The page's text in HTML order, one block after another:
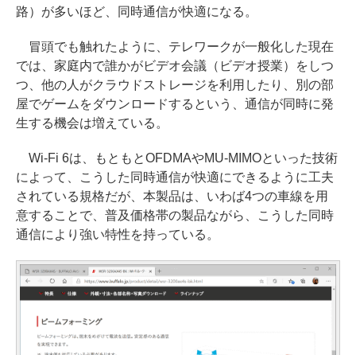
路）が多いほど、同時通信が快適になる。
冒頭でも触れたように、テレワークが一般化した現在
では、家庭内で誰かがビデオ会議（ビデオ授業）をしつ
つ、他の人がクラウドストレージを利用したり、別の部
屋でゲームをダウンロードするという、通信が同時に発
生する機会は増えている。
Wi-Fi 6は、もともとOFDMAやMU-MIMOといった技術
によって、こうした同時通信が快適にできるように工夫
されている規格だが、本製品は、いわば4つの車線を用
意することで、普及価格帯の製品ながら、こうした同時
通信により強い特性を持っている。